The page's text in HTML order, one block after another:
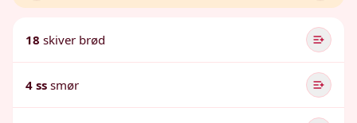
18 skiver brød
4 ss smør